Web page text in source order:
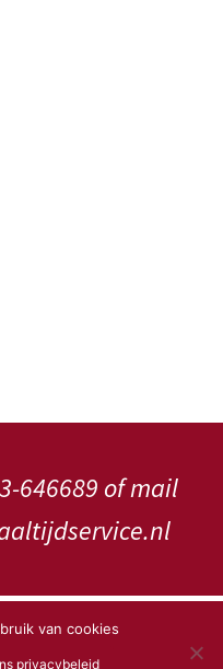
646689 of mail
van cookies
privacybeleid